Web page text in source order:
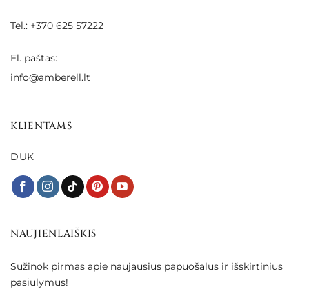
Tel.: +370 625 57222
El. paštas:
info@amberell.lt
KLIENTAMS
DUK
NAUJIENLAIŠKIS
Sužinok pirmas apie naujausius papuošalus ir išskirtinius
pasiūlymus!